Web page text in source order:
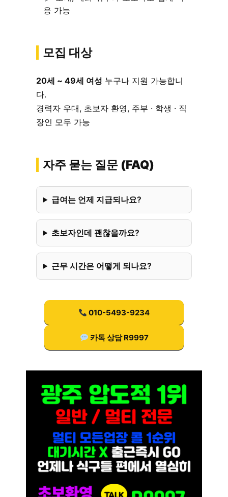
응 가능
모집 대상
20세 ~ 49세 여성 누구나 지원 가능합니
다.
경력자 우대, 초보자 환영, 주부 · 학생 · 직
장인 모두 가능
자주 묻는 질문 (FAQ)
급여는 언제 지급되나요?
초보자인데 괜찮을까요?
근무 시간은 어떻게 되나요?
010-5493-9234
카톡 상담 R9997